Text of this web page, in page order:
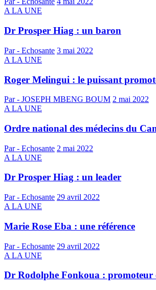
A LA UNE
Dr Prosper Hiag : un baron
Par - Echosante 3 mai 2022
A LA UNE
Roger Melingui : le puissant
Par - JOSEPH MBENG BOUM 2 mai 2022
A LA UNE
Ordre national des médecins du
Par - Echosante 2 mai 2022
A LA UNE
Dr Prosper Hiag : un leader
Par - Echosante 29 avril 2022
A LA UNE
Marie Rose Eba : une référence
Par - Echosante 29 avril 2022
A LA UNE
Dr Rodolphe Fonkoua : promoteur